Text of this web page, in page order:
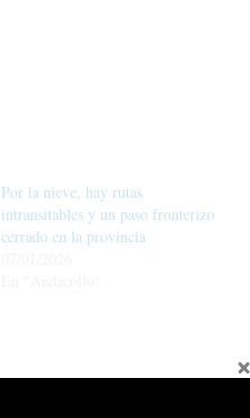
Por la nieve, hay rutas
intransitables y un paso fronterizo
cerrado en la provincia